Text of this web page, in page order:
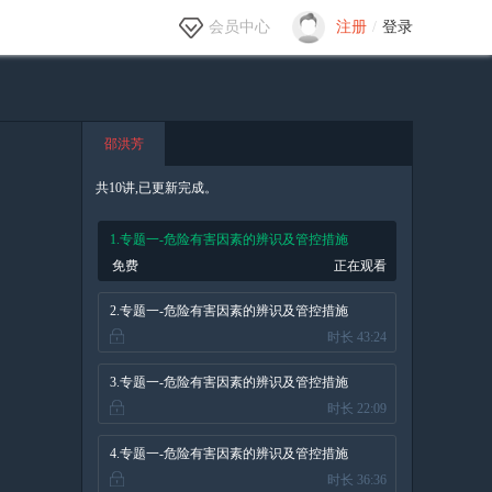
会员中心 注册 / 登录
邵洪芳
共10讲,已更新完成。
1.专题一-危险有害因素的辨识及管控措施
（一）
免费 正在观看
2.专题一-危险有害因素的辨识及管控措施
（二）
时长 43:24
3.专题一-危险有害因素的辨识及管控措施
（三）
时长 22:09
4.专题一-危险有害因素的辨识及管控措施
（四）
时长 36:36